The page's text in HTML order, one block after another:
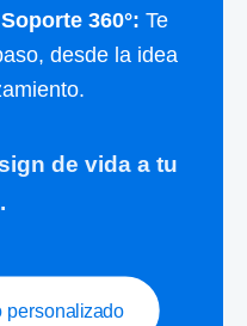
360°: Te
desde la idea
de vida a tu
personalizado